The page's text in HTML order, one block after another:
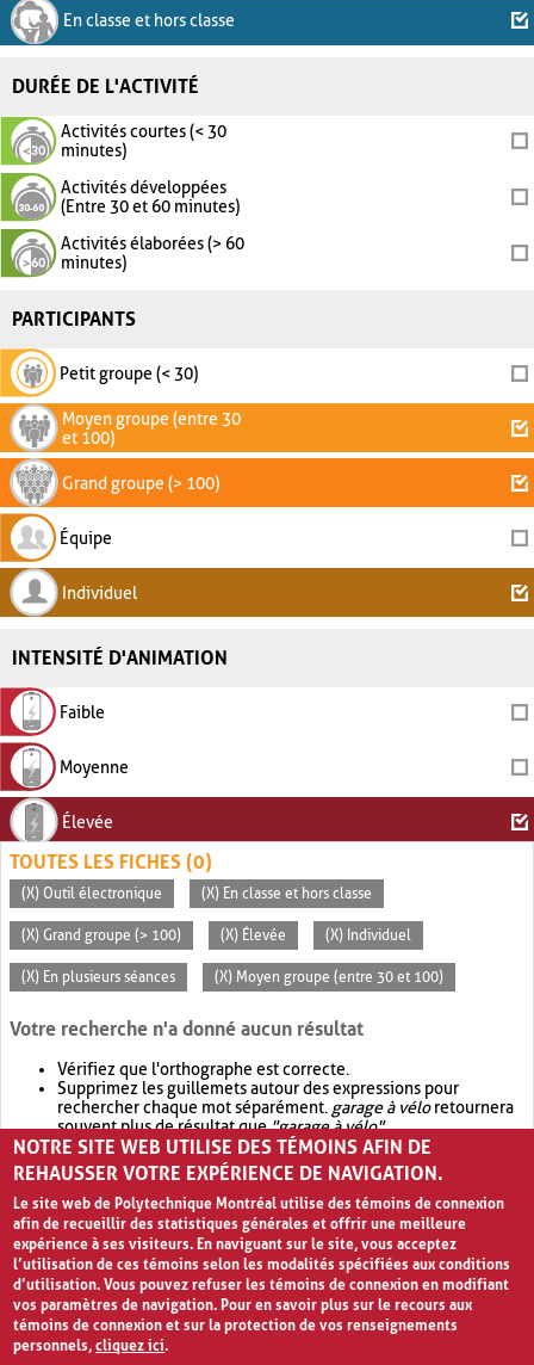
En classe et hors classe
DURÉE DE L'ACTIVITÉ
Activités courtes (< 30
minutes)
Activités développées
(Entre 30 et 60 minutes)
Activités élaborées (> 60
minutes)
PARTICIPANTS
Petit groupe (< 30)
Moyen groupe (entre 30
et 100)
Grand groupe (> 100)
Équipe
Individuel
INTENSITÉ D'ANIMATION
Faible
Moyenne
Élevée
TOUTES LES FICHES (0)
(X) Outil électronique (X) En classe et hors classe
(X) Grand groupe (> 100) (X) Élevée (X) Individuel
(X) En plusieurs séances (X) Moyen groupe (entre 30 et 100)
Votre recherche n'a donné aucun résultat
Vérifiez que l'orthographe est correcte.
Supprimez les guillemets autour des expressions pour
rechercher chaque mot séparément. garage à véloretournera
souvent plus de résultat que"garage à vélo".
Envisagez d'élargir votre recherche avec OR.garage OR vélo
retournera souvent plus de résultat quegarage à vélo
NOTRE SITE WEB UTILISE DES TÉMOINS AFIN DE
REHAUSSER VOTRE EXPÉRIENCE DE NAVIGATION.
Le site web de Polytechnique Montréal utilise des témoins de connexion
afin de recueillir des statistiques générales et offrir une meilleure
expérience à ses visiteurs. En naviguant sur le site, vous acceptez
l’utilisation de ces témoins selon les modalités spécifiées aux conditions
d’utilisation. Vous pouvez refuser les témoins de connexion en modifiant
vos paramètres de navigation. Pour en savoir plus sur le recours aux
témoins de connexion et sur la protection de vos renseignements
personnels,cliquez ici.